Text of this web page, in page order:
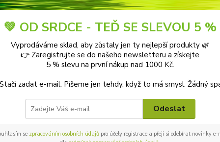
Souhlas se zpracováním osobních údajů pro účely použití funkce Hlídací pes
se zpracováním osobních
tímto souhlas firmě MOBYTEX Libuše Hejna, se
obchodního soudu v Praze, oddíl A, vložka 32303
a Rady (EU) č. 2016/679 o ochraně fyzických
těchto údajů a o zrušení směrnice 95/46/ES (obecné
a následující osobní údaje:
💚 OD SRDCE - TEĎ SE SLEVOU 5 %
Vyprodáváme sklad, aby zůstaly jen ty nejlepší produkty 🌿
👉 Zaregistrujte se do našeho newsletteru a získejte
5 % slevu na první nákup nad 1000 Kč.
zadat e-mail. Píšeme jen tehdy, když to má smysl. Žádný
Odeslat
se zpracováním osobních údajůpro účely registrace a přeji si odebírat novinky e-